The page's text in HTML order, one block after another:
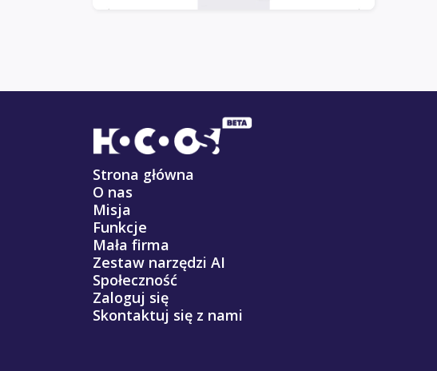
Strona główna
O nas
Misja
Funkcje
Mała firma
Zestaw narzędzi AI
Społeczność
Zaloguj się
Skontaktuj się z nami